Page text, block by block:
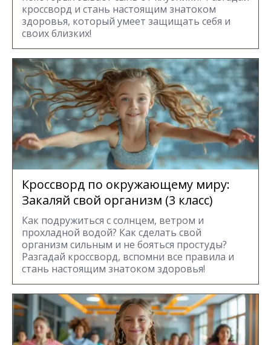
кроссворд и стань настоящим знатоком
здоровья, который умеет защищать себя и
своих близких!
Кроссворд по окружающему миру:
Закаляй свой организм (3 класс)
Как подружиться с солнцем, ветром и
прохладной водой? Как сделать свой
организм сильным и не бояться простуды?
Разгадай кроссворд, вспомни все правила и
стань настоящим знатоком здоровья!